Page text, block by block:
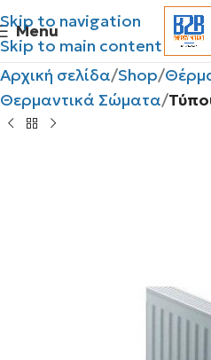
Skip to navigation
Skip to main content
Menu
Αρχική σελίδα Shop
Θερμαντικά Σώματα